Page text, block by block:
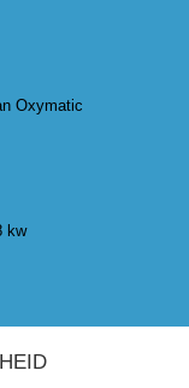
Oxymatic
kw